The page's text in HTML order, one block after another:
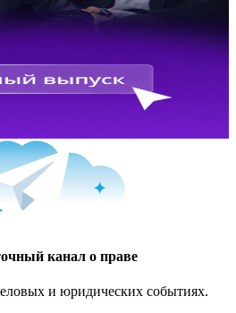
канал о праве
и юридических событиях.